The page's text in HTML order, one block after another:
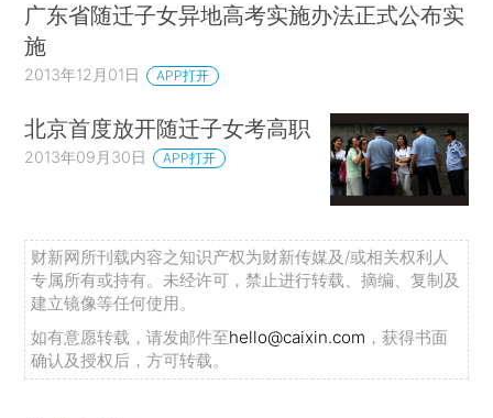
广东省随迁子女异地高考实施办法正式公布实
施
2013年12月01日 APP打开
北京首度放开随迁子女考高职
2013年09月30日 APP打开
财新网所刊载内容之知识产权为财新传媒及/或相关权利人
专属所有或持有。未经许可，禁止进行转载、摘编、复制及
建立镜像等任何使用。
如有意愿转载，请发邮件至hello@caixin.com ，获得书面
确认及授权后，方可转载。